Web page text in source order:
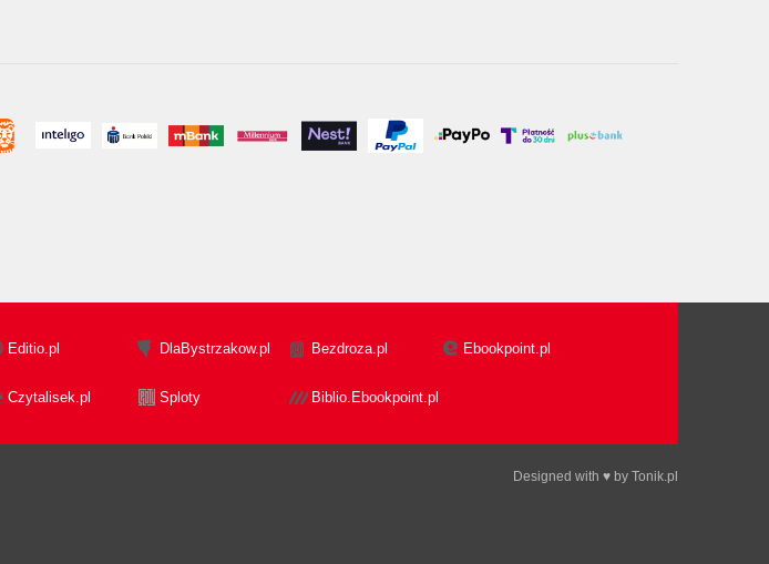
Editio.pl DlaBystrzakow.pl Bezdroza.pl Ebookpoint.pl
Czytalisek.pl Sploty Biblio.Ebookpoint.pl
Designed with ♥ by Tonik.pl